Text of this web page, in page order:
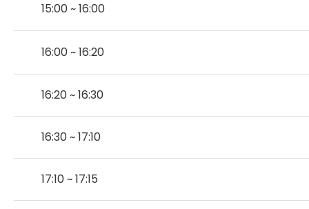
15:00 ~ 16:00
16:00 ~ 16:20
16:20 ~ 16:30
16:30 ~ 17:10
17:10 ~ 17:15